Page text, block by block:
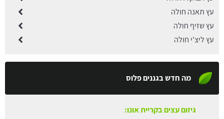
עץ תאנה חולה
עץ שזיף חולה
עץ ליצ'י חולה
מה חדש בגננים פלוס
גיזום עצים בקריית אונו: